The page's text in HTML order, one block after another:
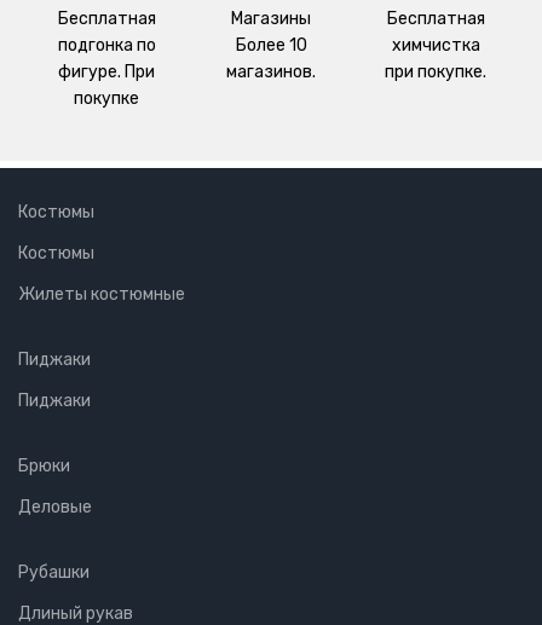
Бесплатная
подгонка по
фигуре. При
покупке
Магазины
Более 10
магазинов.
Бесплатная
химчистка
при покупке.
Костюмы
Костюмы
Жилеты костюмные
Пиджаки
Пиджаки
Брюки
Деловые
Рубашки
Длиный рукав